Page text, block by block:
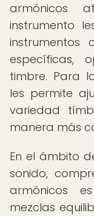
armónicos
instrumento
instrumentos
específicas,
timbre. Para
les permite
variedad
manera más
En el ámbito
sonido,
armónicos
mezclas